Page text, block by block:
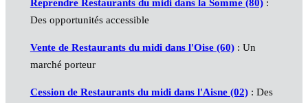
Reprendre Restaurants du midi dans la Somme (80):
Des opportunités accessible
Vente de Restaurants du midi dans l'Oise (60): Un
marché porteur
Cession de Restaurants du midi dans l'Aisne (02): Des